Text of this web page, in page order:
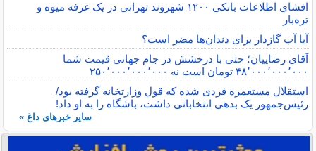
افشای اطلاعات بانکی ۱۲۰۰ شهروند تهرانی در یک غرفه میوه و
تره‌بار
آیا آب گازدار برای دندان‌ها مضر است؟
آقای رضاییان؛ حتی با درخشش در جام جهانی قیمت شما
۴۸٬۰۰۰٬۰۰۰٬۰۰۰ تومان است نه ۲۵۰٬۰۰۰٬۰۰۰٬۰۰۰
استقلال مستعمره فردی شده که قول وزارتخانه گرفته بود/
رئیس‌جمهور یک بدهی انتخاباتی داشت، باشگاه را به او داد!
سایر خبرهای داغ »